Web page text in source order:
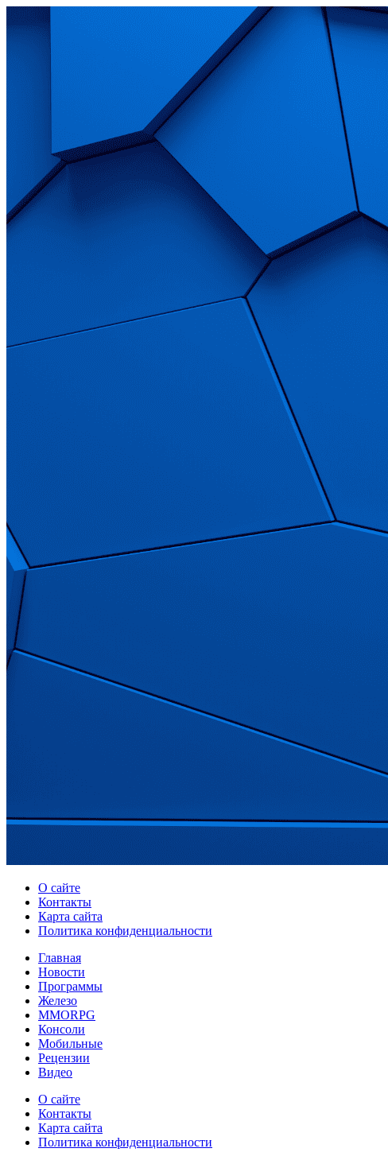
О сайте
Контакты
Карта сайта
Политика конфиденциальности
Главная
Новости
Программы
Железо
MMORPG
Консоли
Мобильные
Рецензии
Видео
О сайте
Контакты
Карта сайта
Политика конфиденциальности